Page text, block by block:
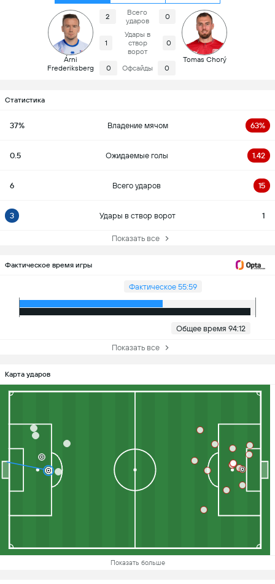
Árni
Frederiksberg
2
Всего
ударов
0
1
Удары в
створ
ворот
0
0 Офсайды 0
Tomas Chorý
Статистика
37% Владение мячом 63%
0.5 Ожидаемые голы 1.42
6 Всего ударов 15
3 Удары в створ ворот 1
Показать все
Фактическое время игры
Фактическое 55:59
Общее время 94:12
Показать все
Карта ударов
Показать больше